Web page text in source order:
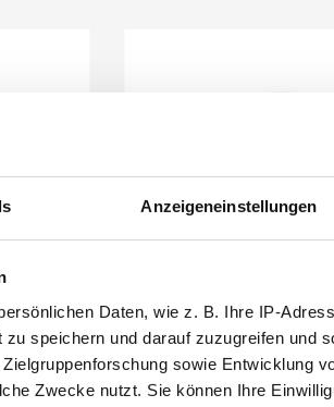
Anzeigeneinstellungen
Daten, wie z. B. Ihre IP-
speichern und darauf zuzugreifen und
sowie Entwicklung
Zwecke nutzt. Sie können Ihre